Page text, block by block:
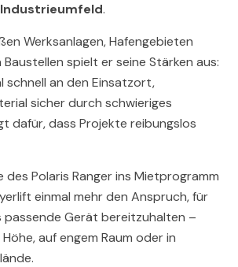
.
Werksanlagen, Hafengebieten
spielt er seine Stärken aus:
schnell an den Einsatzort,
sicher durch schwieriges
dafür, dass Projekte reibungslos
des Polaris Ranger ins Mietprogramm
einmal mehr den Anspruch, für
passende Gerät bereitzuhalten –
auf engem Raum oder in